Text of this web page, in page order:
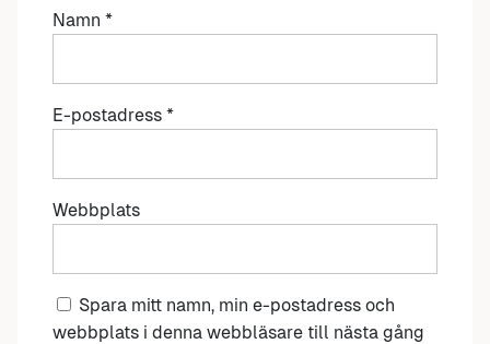
Namn *
E-postadress *
Webbplats
Spara mitt namn, min e-postadress och
webbplats i denna webbläsare till nästa gång